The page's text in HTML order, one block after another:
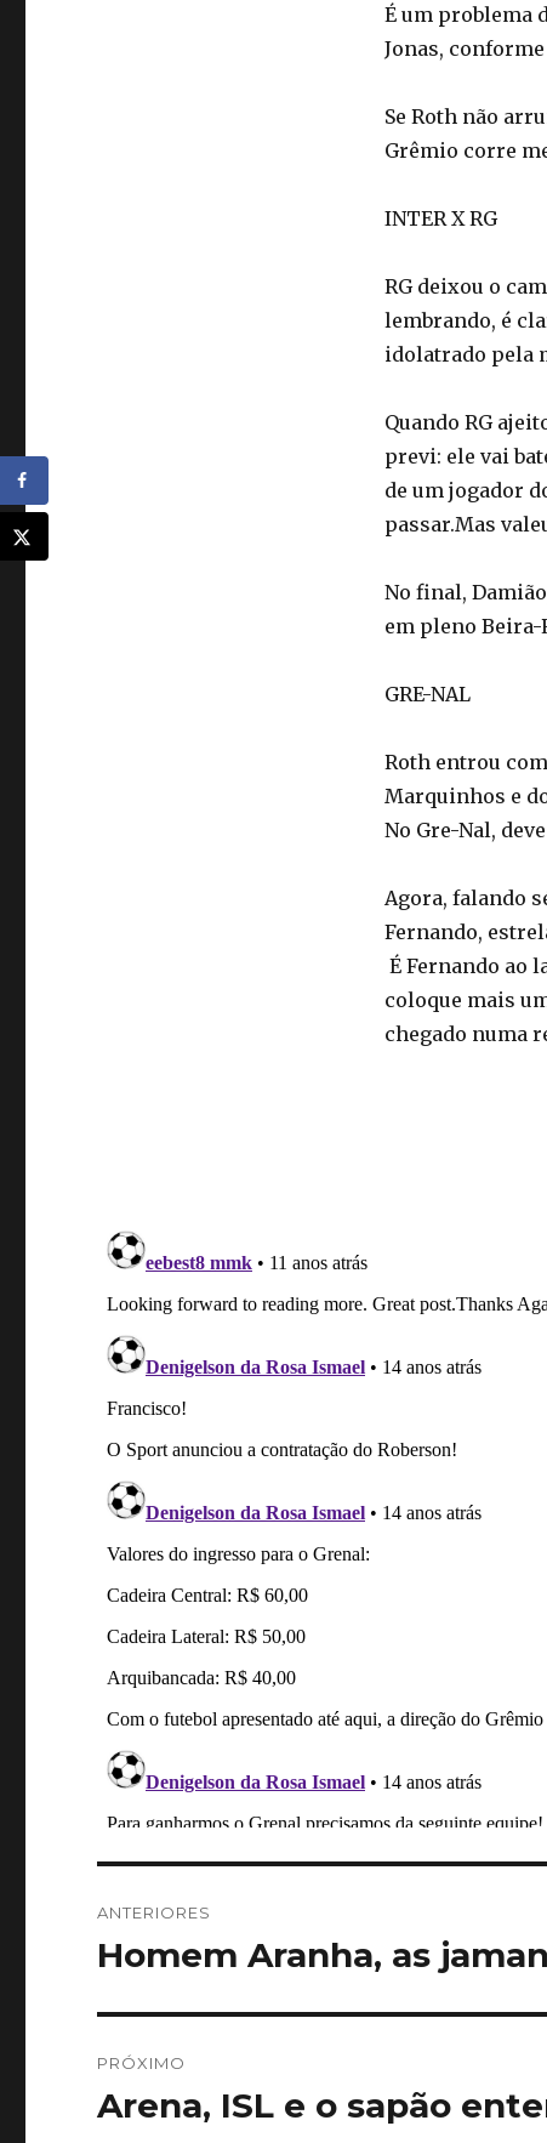
É um problema
Jonas,
Se Roth não
Grêmio corre
INTER X RG
RG deixou o
lembrando, é
idolatrado pela
Quando RG
previ: ele vai
de um jogador
passar.Mas
No final,
em pleno
GRE-NAL
Roth entrou
Marquinhos e
No Gre-Nal,
Agora, falando
Fernando,
É Fernando ao
coloque mais
chegado numa
de
ANTERIORES
Post
Homem Aranha, as
PRÓXIMO
Próximo
Arena, ISL e o sapão